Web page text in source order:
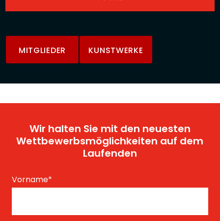
MITGLIEDER KUNSTWERKE
Wir halten Sie mit den neuesten
Wettbewerbsmöglichkeiten auf dem
Laufenden
Vorname*